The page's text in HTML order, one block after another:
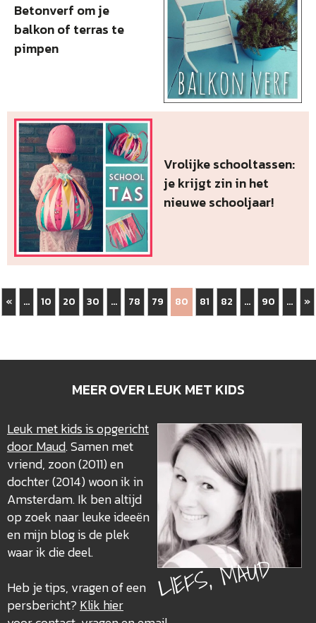
Betonverf om je
balkon of terras te
pimpen
Vrolijke schooltassen:
je krijgt zin in het
nieuwe schooljaar!
« ... 10 20 30 ... 78 79 80 81 82 ... 90 ... »
MEER OVER LEUK MET KIDS
LIEFS, MAUD
Leuk met kids is opgericht
door Maud. Samen met
vriend, zoon (2011) en
dochter (2014) woon ik in
Amsterdam. Ik ben altijd
op zoek naar leuke ideeën
en mijn blog is de plek
waar ik die deel.
Heb je tips, vragen of een
persbericht? Klik hier